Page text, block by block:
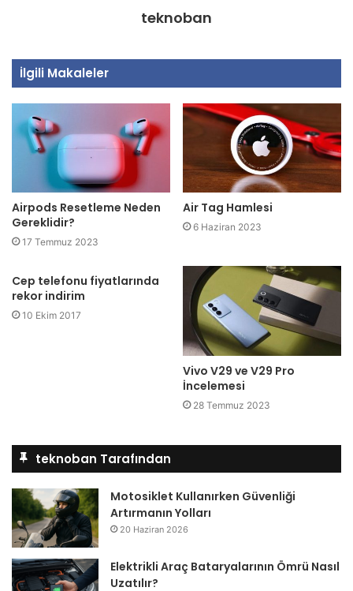
teknoban
İlgili Makaleler
Airpods Resetleme Neden
Gereklidir?
17 Temmuz 2023
Air Tag Hamlesi
6 Haziran 2023
Cep telefonu fiyatlarında
rekor indirim
10 Ekim 2017
Vivo V29 ve V29 Pro
İncelemesi
28 Temmuz 2023
teknoban Tarafından
Motosiklet Kullanırken Güvenliği
Artırmanın Yolları
20 Haziran 2026
Elektrikli Araç Bataryalarının Ömrü Nasıl
Uzatılır?